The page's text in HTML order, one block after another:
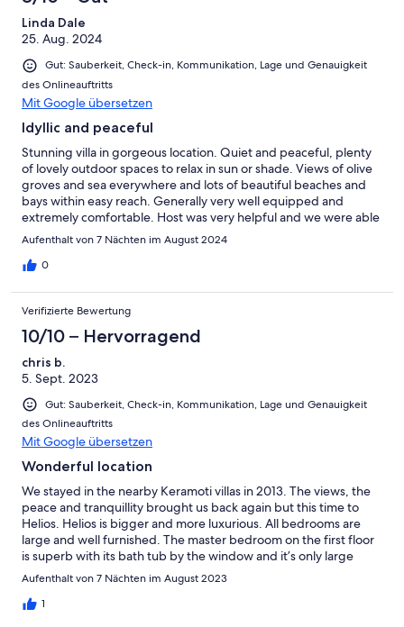
Linda Dale
25. Aug. 2024
Gut: Sauberkeit, Check-in, Kommunikation, Lage und Genauigkeit
des Onlineauftritts
Mit Google übersetzen
Idyllic and peaceful
Stunning villa in gorgeous location. Quiet and peaceful, plenty
of lovely outdoor spaces to relax in sun or shade. Views of olive
groves and sea everywhere and lots of beautiful beaches and
bays within easy reach. Generally very well equipped and
extremely comfortable. Host was very helpful and we were able
to access local support from Keramoti villas who brought a
pump for our low tyre. Overall experience was great and we
would definitely return to this villa in the future. The
conditioning, but once p we’d acclimatised, it felt fine. A
spatula/wooden spoon of some sort for cooking would be
good, there was excellent kitchen equipment but oddly this was
missing, and perhaps a few more basic essentials on arrival
would be a nice touch.
Aufenthalt von 7 Nächten im August 2024
0
Verifizierte Bewertung
10/10 – Hervorragend
chris b.
5. Sept. 2023
Gut: Sauberkeit, Check-in, Kommunikation, Lage und Genauigkeit
des Onlineauftritts
Mit Google übersetzen
Wonderful location
We stayed in the nearby Keramoti villas in 2013. The views, the
peace and tranquillity brought us back again but this time to
Helios. Helios is bigger and more luxurious. All bedrooms are
large and well furnished. The master bedroom on the first floor
is superb with its bath tub by the window and it’s only large
balcony. The living room and kitchen area are very spacious and
well equipped. Of course we spent most of our time outside
enjoying the large terrace and pool and that view. Early morning
Aufenthalt von 7 Nächten im August 2023
1